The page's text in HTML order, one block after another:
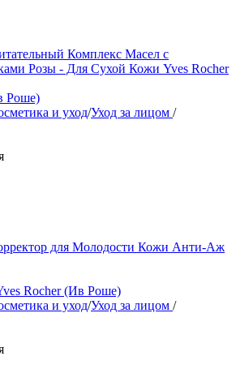
Комплекс Масел с
Розы - Для Сухой Кожи Yves Rocher
Роше)
и уход/Уход за лицом /
для Молодости Кожи Анти-Аж
Rocher (Ив Роше)
и уход/Уход за лицом /